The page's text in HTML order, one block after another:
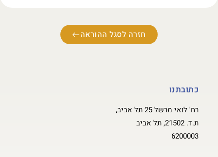
חזרה לסגל ההוראה
כתובתנו
רח' לואי מרשל 25 תל אביב,
ת.ד. 21502, תל אביב
6200003